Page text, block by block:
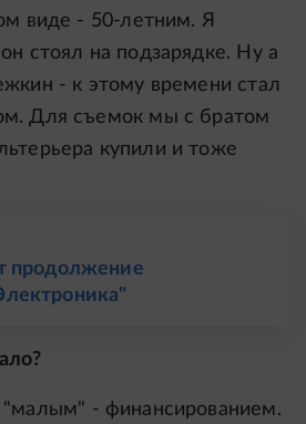
виде - 50-летним. Я
стоял на подзарядке. Ну а
- к этому времени стал
Для съемок мы с братом
купили и тоже
продолжение
"малым" - финансированием.